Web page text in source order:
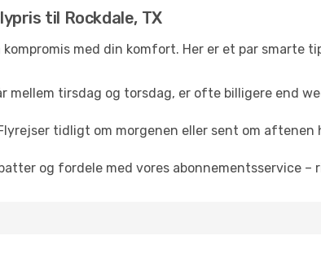
til Rockdale, TX
med din komfort. Her er et par smarte
mellem tirsdag og torsdag, er ofte billigere end
tidligt om morgenen eller sent om
og fordele med vores abonnementsservice –